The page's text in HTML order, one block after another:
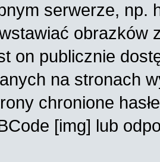
serwerze, np.
obrazków
on publicznie
na stronach
chronione
[img] lub